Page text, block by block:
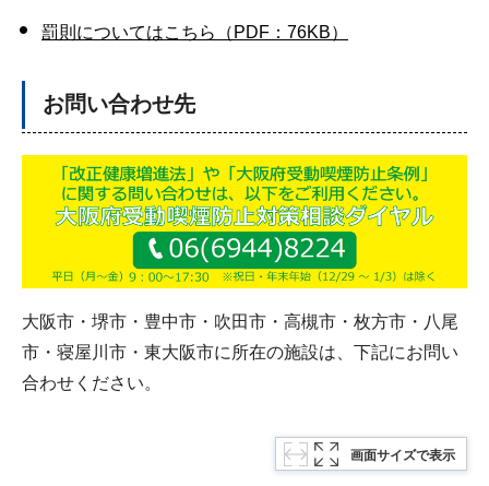
罰則についてはこちら（PDF：76KB）
お問い合わせ先
大阪市・堺市・豊中市・吹田市・高槻市・枚方市・八尾
市・寝屋川市・東大阪市に所在の施設は、下記にお問い
合わせください。
画面サイズで表示